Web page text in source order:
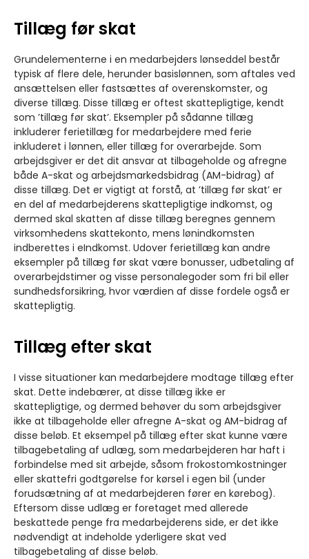
Tillæg før skat
Grundelementerne i en medarbejders lønseddel består
typisk af flere dele, herunder basislønnen, som aftales ved
ansættelsen eller fastsættes af overenskomster, og
diverse tillæg. Disse tillæg er oftest skattepligtige, kendt
som ’tillæg før skat’. Eksempler på sådanne tillæg
inkluderer ferietillæg for medarbejdere med ferie
inkluderet i lønnen, eller tillæg for overarbejde. Som
arbejdsgiver er det dit ansvar at tilbageholde og afregne
både A-skat og arbejdsmarkedsbidrag (AM-bidrag) af
disse tillæg. Det er vigtigt at forstå, at ’tillæg før skat’ er
en del af medarbejderens skattepligtige indkomst, og
dermed skal skatten af disse tillæg beregnes gennem
virksomhedens skattekonto, mens lønindkomsten
indberettes i eIndkomst. Udover ferietillæg kan andre
eksempler på tillæg før skat være bonusser, udbetaling af
overarbejdstimer og visse personalegoder som fri bil eller
sundhedsforsikring, hvor værdien af disse fordele også er
skattepligtig.
Tillæg efter skat
I visse situationer kan medarbejdere modtage tillæg efter
skat. Dette indebærer, at disse tillæg ikke er
skattepligtige, og dermed behøver du som arbejdsgiver
ikke at tilbageholde eller afregne A-skat og AM-bidrag af
disse beløb. Et eksempel på tillæg efter skat kunne være
tilbagebetaling af udlæg, som medarbejderen har haft i
forbindelse med sit arbejde, såsom frokostomkostninger
eller skattefri godtgørelse for kørsel i egen bil (under
forudsætning af at medarbejderen fører en kørebog).
Eftersom disse udlæg er foretaget med allerede
beskattede penge fra medarbejderens side, er det ikke
nødvendigt at indeholde yderligere skat ved
tilbagebetaling af disse beløb.